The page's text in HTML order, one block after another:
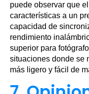
puede observar que
características a un
capacidad de
rendimiento
superior para
situaciones donde se
más ligero y fácil de